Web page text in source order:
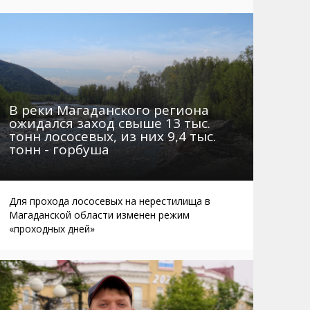
Автобусы Магадан – Аэропорт
Таблица приливов отливов
Не мусорить
Браконьеры
В реки Магаданского региона
ожидался заход свыше 13 тыс.
тонн лососевых, из них 9,4 тыс.
тонн - горбуша
Для прохода лососевых на нерестилища в
Магаданской области изменен режим
«проходных дней»